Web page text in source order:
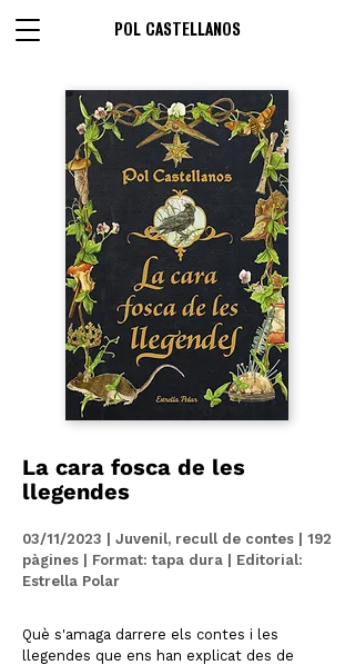
POL CASTELLANOS
La cara fosca de les
llegendes
03/11/2023 | Juvenil, recull de contes | 192
pàgines | Format: tapa dura | Editorial:
Estrella Polar
Què s'amaga darrere els contes i les
llegendes que ens han explicat des de